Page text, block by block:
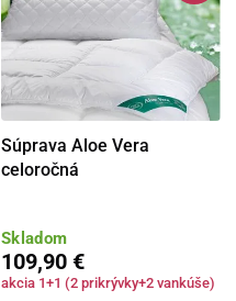
Súprava Aloe Vera
celoročná
Skladom
109,90 €
akcia 1+1 (2 prikrývky+2 vankúše)